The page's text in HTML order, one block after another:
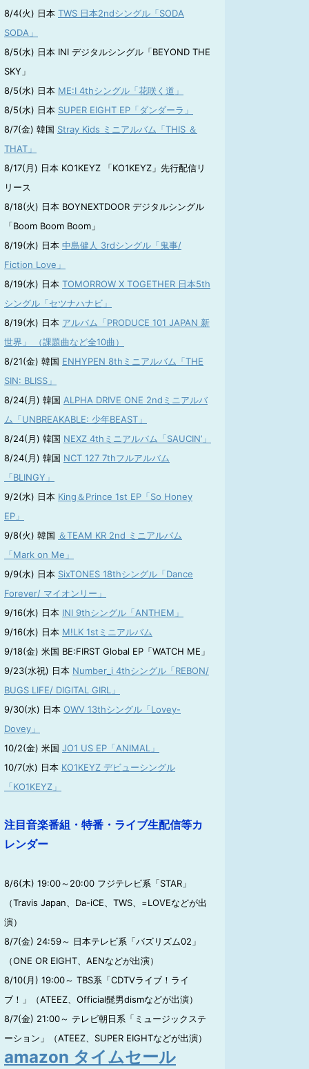
8/4(火) 日本 TWS 日本2ndシングル「SODA
SODA」
8/5(水) 日本 INI デジタルシングル「BEYOND THE
SKY」
8/5(水) 日本 ME:I 4thシングル「花咲く道」
8/5(水) 日本 SUPER EIGHT EP「ダンダーラ」
8/7(金) 韓国 Stray Kids ミニアルバム「THIS ＆
THAT」
8/17(月) 日本 KO1KEYZ 「KO1KEYZ」先行配信リ
リース
8/18(火) 日本 BOYNEXTDOOR デジタルシングル
「Boom Boom Boom」
8/19(水) 日本 中島健人 3rdシングル「鬼事/
Fiction Love」
8/19(水) 日本 TOMORROW X TOGETHER 日本5th
シングル「セツナハナビ」
8/19(水) 日本 アルバム「PRODUCE 101 JAPAN 新
世界」 （課題曲など全10曲）
8/21(金) 韓国 ENHYPEN 8thミニアルバム「THE
SIN: BLISS」
8/24(月) 韓国 ALPHA DRIVE ONE 2ndミニアルバ
ム「UNBREAKABLE: 少年BEAST」
8/24(月) 韓国 NEXZ 4thミニアルバム「SAUCIN’」
8/24(月) 韓国 NCT 127 7thフルアルバム
「BLINGY」
9/2(水) 日本 King＆Prince 1st EP「So Honey
EP」
9/8(火) 韓国 ＆TEAM KR 2nd ミニアルバム
「Mark on Me」
9/9(水) 日本 SixTONES 18thシングル「Dance
Forever/ マイオンリー」
9/16(水) 日本 INI 9thシングル「ANTHEM」
9/16(水) 日本 M!LK 1stミニアルバム
9/18(金) 米国 BE:FIRST Global EP「WATCH ME」
9/23(水祝) 日本 Number_i 4thシングル「REBON/
BUGS LIFE/ DIGITAL GIRL」
9/30(水) 日本 OWV 13thシングル「Lovey-
Dovey」
10/2(金) 米国 JO1 US EP「ANIMAL」
10/7(水) 日本 KO1KEYZ デビューシングル
「KO1KEYZ」
注目音楽番組・特番・ライブ生配信等カ
レンダー
8/6(木) 19:00～20:00 フジテレビ系「STAR」
（Travis Japan、Da-iCE、TWS、=LOVEなどが出
演）
8/7(金) 24:59～ 日本テレビ系「バズリズム02」
（ONE OR EIGHT、AENなどが出演）
8/10(月) 19:00～ TBS系「CDTVライブ！ライ
ブ！」（ATEEZ、Official髭男dismなどが出演）
8/7(金) 21:00～ テレビ朝日系「ミュージックステ
ーション」（ATEEZ、SUPER EIGHTなどが出演）
amazon タイムセール